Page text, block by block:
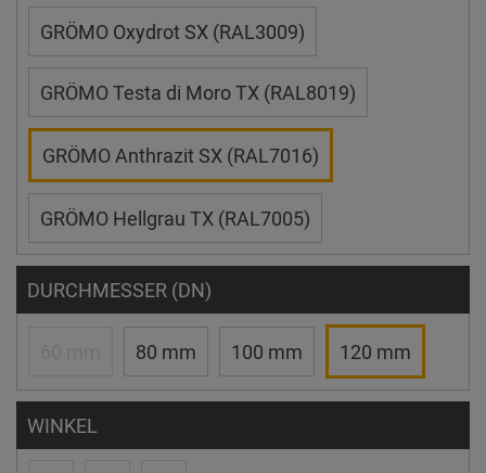
GRÖMO Oxydrot SX (RAL3009)
GRÖMO Testa di Moro TX (RAL8019)
GRÖMO Anthrazit SX (RAL7016)
GRÖMO Hellgrau TX (RAL7005)
DURCHMESSER (DN)
80 mm 100 mm 120 mm
WINKEL